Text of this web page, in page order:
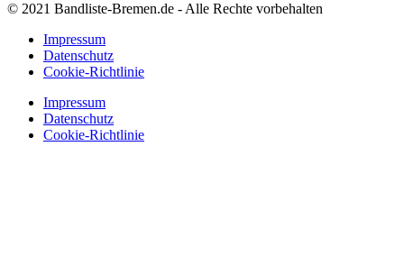
© 2021 Bandliste-Bremen.de - Alle Rechte vorbehalten
Impressum
Datenschutz
Cookie-Richtlinie
Impressum
Datenschutz
Cookie-Richtlinie